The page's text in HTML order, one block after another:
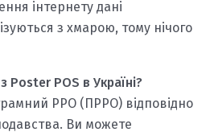
інтернету дані
з хмарою, тому нічого
Poster POS в Україні?
РРО (ПРРО) відповідно
Ви можете